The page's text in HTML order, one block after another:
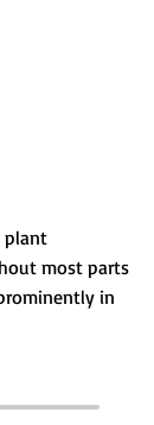
most parts
in